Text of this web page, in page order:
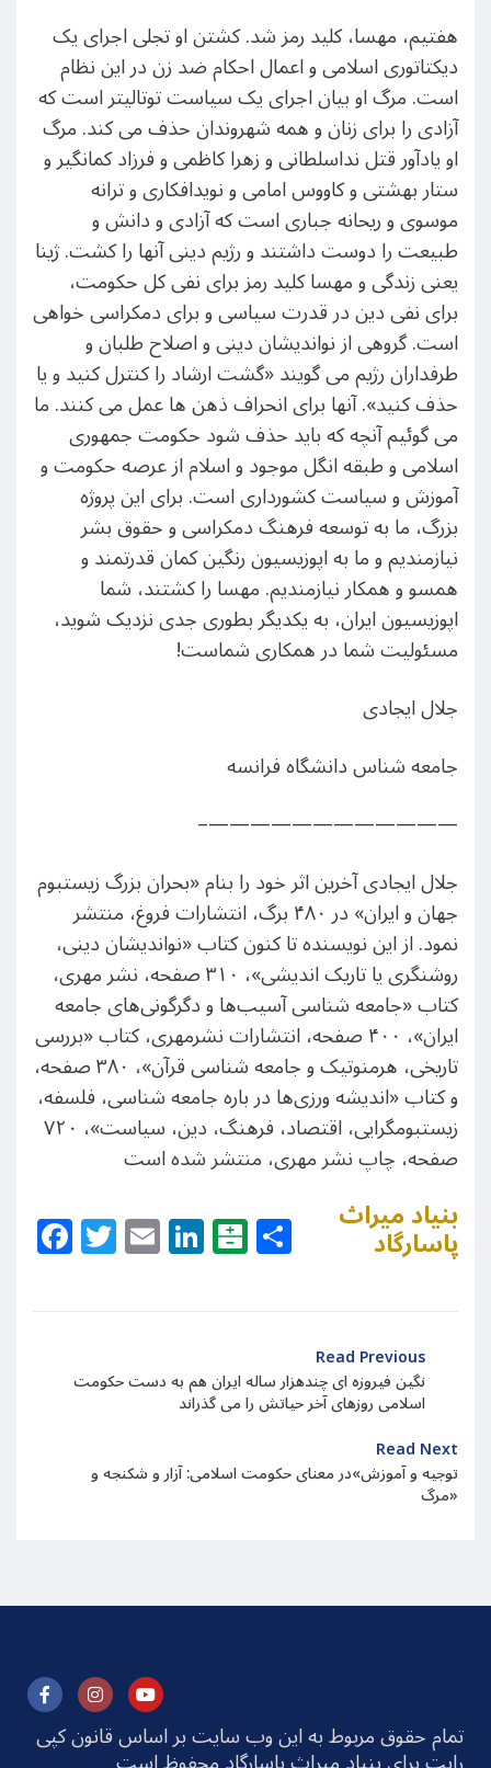
هفتیم، مهسا، کلید رمز شد. کشتن او تجلی اجرای یک
دیکتاتوری اسلامی و اعمال احکام ضد زن در این نظام
است. مرگ او بیان اجرای یک سیاست توتالیتر است که
آزادی را برای زنان و همه شهروندان حذف می کند. مرگ
او یادآور قتل نداسلطانی و زهرا کاظمی و فرزاد کمانگیر و
ستار بهشتی و کاووس امامی و نویدافکاری و ترانه
موسوی و ریحانه جباری است که آزادی و دانش و
طبیعت را دوست داشتند و رژیم دینی آنها را کشت. ژینا
یعنی زندگی و مهسا کلید رمز برای نفی کل حکومت،
برای نفی دین در قدرت سیاسی و برای دمکراسی خواهی
است. گروهی از نواندیشان دینی و اصلاح طلبان و
طرفداران رژیم می گویند «گشت ارشاد را کنترل کنید و یا
حذف کنید». آنها برای انحراف ذهن ها عمل می کنند. ما
می گوئیم آنچه که باید حذف شود حکومت جمهوری
اسلامی و طبقه انگل موجود و اسلام از عرصه حکومت و
آموزش و سیاست کشورداری است. برای این پروژه
بزرگ، ما به توسعه فرهنگ دمکراسی و حقوق بشر
نیازمندیم و ما به اپوزیسیون رنگین کمان قدرتمند و
همسو و همکار نیازمندیم. مهسا را کشتند، شما
اپوزیسیون ایران، به یکدیگر بطوری جدی نزدیک شوید،
مسئولیت شما در همکاری شماست!
جلال ایجادی
جامعه شناس دانشگاه فرانسه
————————————–
جلال ایجادی آخرین اثر خود را بنام «بحران بزرگ زیستبوم
جهان و ایران» در ۴۸۰ برگ، انتشارات فروغ، منتشر
نمود. از این نویسنده تا کنون کتاب «نواندیشان دینی،
روشنگری یا تاریک اندیشی»، ۳۱۰ صفحه، نشر مهری،
کتاب «جامعه شناسی آسیب‌ها و دگرگونی‌های جامعه
ایران»، ۴۰۰ صفحه، انتشارات نشرمهری، کتاب «بررسی
تاریخی، هرمنوتیک و جامعه شناسی قرآن»، ۳۸۰ صفحه،
و کتاب «اندیشه ورزی‌ها در باره جامعه شناسی، فلسفه،
زیستبومگرایی، اقتصاد، فرهنگ، دین، سیاست»، ۷۲۰
صفحه، چاپ نشر مهری، منتشر شده است
Facebook
Twitter
EmailLinkedIn
Balatarin
Share
بنیاد میراث
پاسارگاد
Read Previous
نگین فیروزه ای چندهزار ساله ایران هم به دست حکومت
اسلامی روزهای آخر حیاتش را می گذراند
Read Next
توجیه و آموزش»در معنای حکومت اسلامی: آزار و شکنجه و
مرگ»
تمام حقوق مربوط به این وب سایت بر اساس قانون کپی